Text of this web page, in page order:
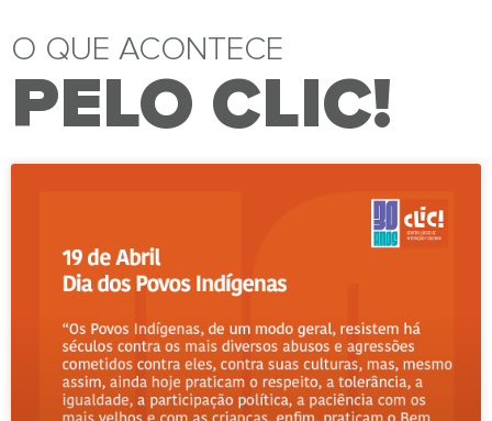
O QUE ACONTECE
PELO CLIC!